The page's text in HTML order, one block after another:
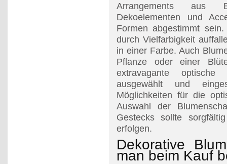
Arrangements aus
Dekoelementen und
Formen abgestimmt
durch Vielfarbigkeit
in einer Farbe. Auch
Pflanze oder einer
extravagante
ausgewählt und
Möglichkeiten für die
Auswahl der
Gestecks sollte
erfolgen.
Dekorative
man beim Kauf